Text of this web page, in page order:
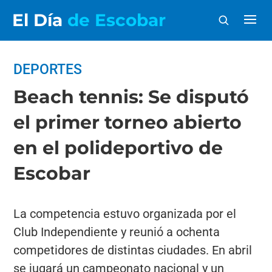
El Día de Escobar
DEPORTES
Beach tennis: Se disputó
el primer torneo abierto
en el polideportivo de
Escobar
La competencia estuvo organizada por el
Club Independiente y reunió a ochenta
competidores de distintas ciudades. En abril
se jugará un campeonato nacional y un